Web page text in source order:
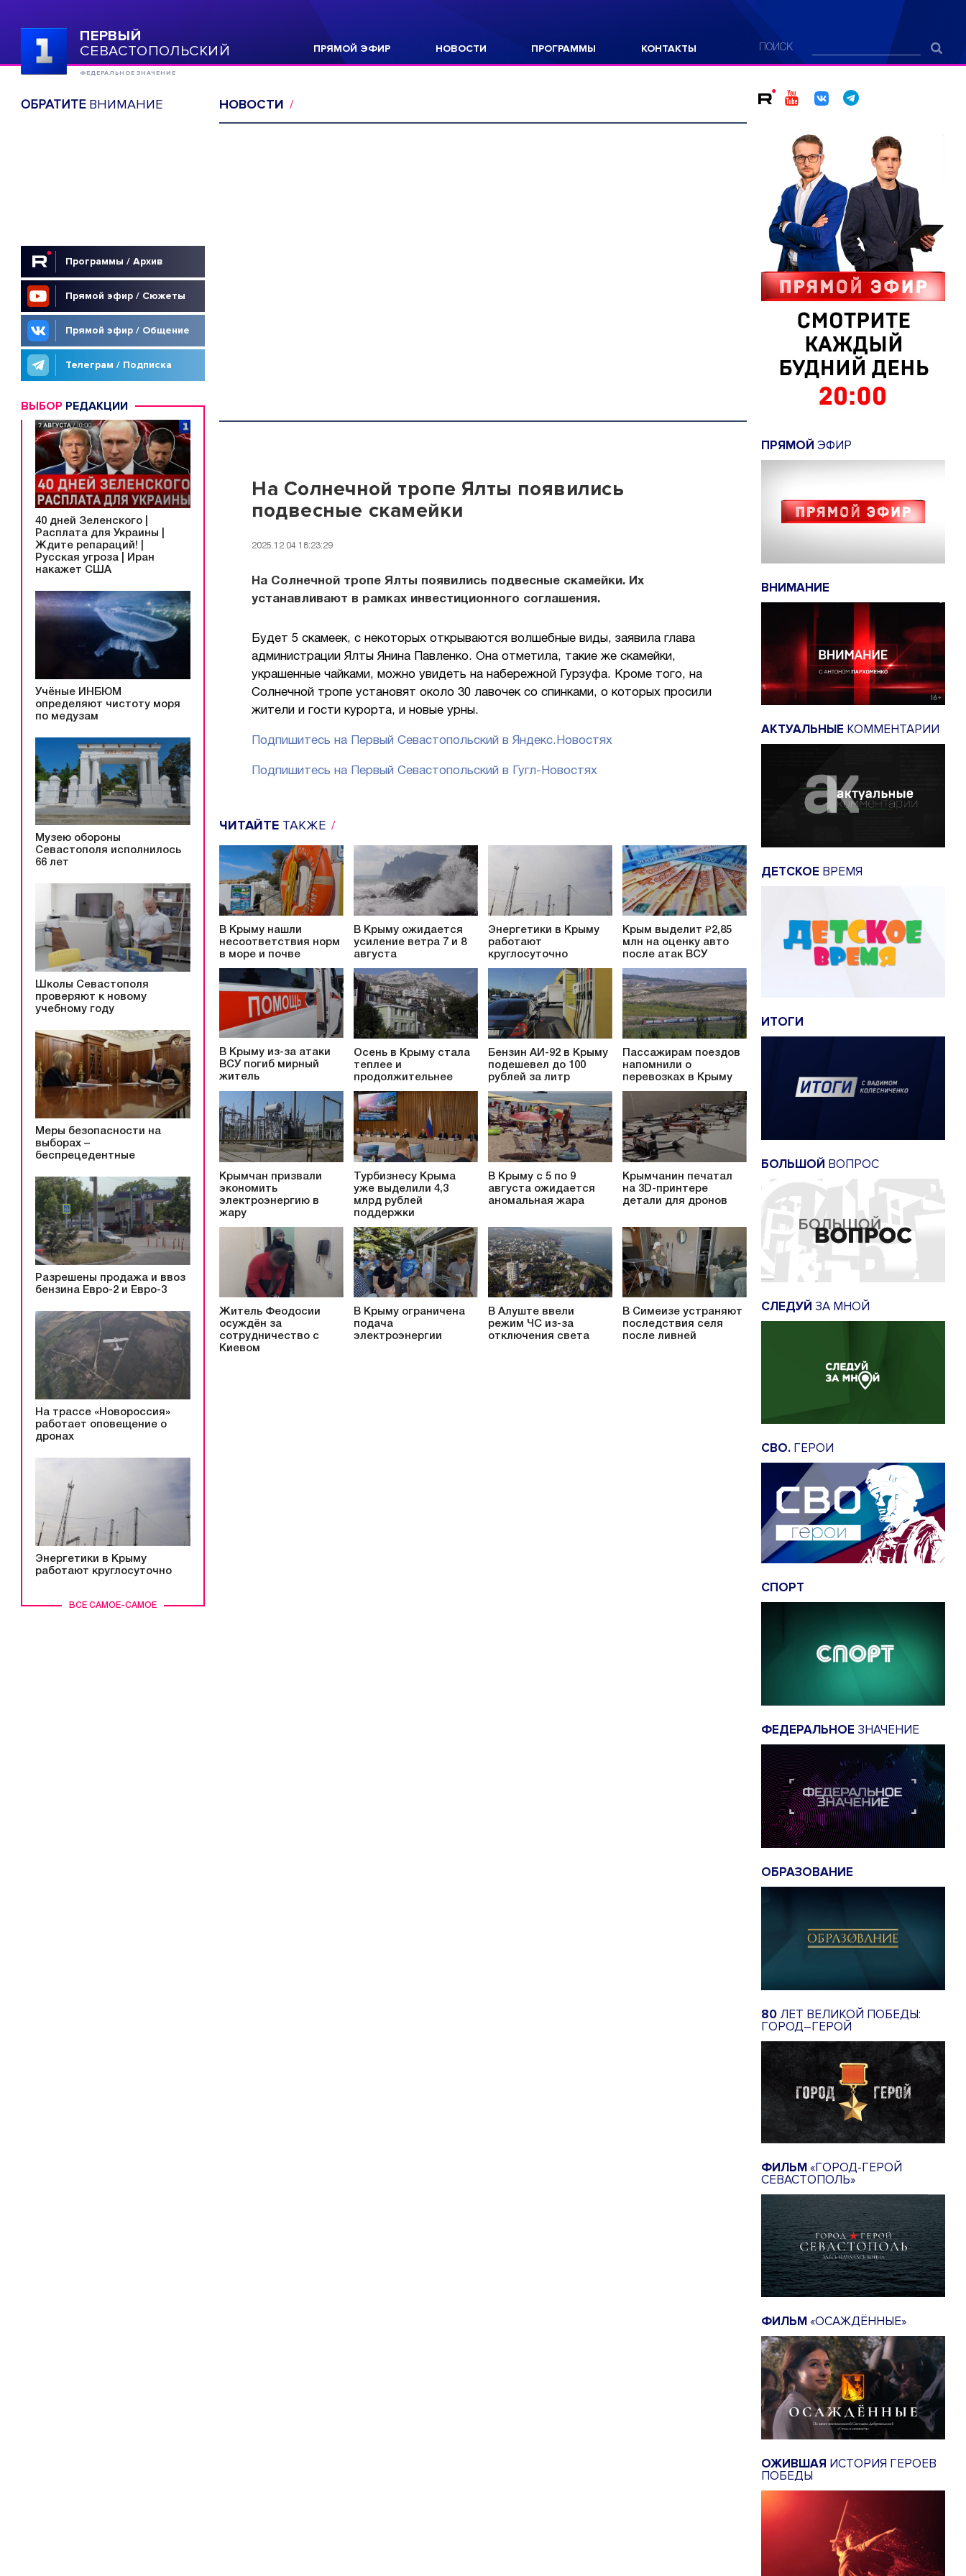
ПЕРВЫЙ
СЕВАСТОПОЛЬСКИЙ
ФЕДЕРАЛЬНОЕ ЗНАЧЕНИЕ
ПРЯМОЙ ЭФИР НОВОСТИ ПРОГРАММЫ КОНТАКТЫ ПОИСК
ОБРАТИТЕВНИМАНИЕ
Программы / Архив
Прямой эфир / Сюжеты
Прямой эфир / Общение
Телеграм / Подписка
ВЫБОР РЕДАКЦИИ
ВСЕ САМОЕ-САМОЕ
40 дней Зеленского |
Расплата для Украины |
Ждите репараций! |
Русская угроза | Иран
накажет США
Учёные ИНБЮМ
определяют чистоту моря
по медузам
Музею обороны
Севастополя исполнилось
66 лет
Школы Севастополя
проверяют к новому
учебному году
Меры безопасности на
выборах –
беспрецедентные
Разрешены продажа и ввоз
бензина Евро-2 и Евро-3
На трассе «Новороссия»
работает оповещение о
дронах
Энергетики в Крыму
работают круглосуточно
НОВОСТИ
На Солнечной тропе Ялты появились
подвесные скамейки
2025.12.04 18:23:29
На Солнечной тропе Ялты появились подвесные скамейки. Их
устанавливают в рамках инвестиционного соглашения.
Будет 5 скамеек, с некоторых открываются волшебные виды, заявила глава
администрации Ялты Янина Павленко. Она отметила, такие же скамейки,
украшенные чайками, можно увидеть на набережной Гурзуфа. Кроме того, на
Солнечной тропе установят около 30 лавочек со спинками, о которых просили
жители и гости курорта, и новые урны.
Подпишитесь на Первый Севастопольский в Яндекс.Новостях
Подпишитесь на Первый Севастопольский в Гугл-Новостях
ЧИТАЙТЕ ТАКЖЕ
В Крыму нашли
несоответствия норм
в море и почве
В Крыму ожидается
усиление ветра 7 и 8
августа
Энергетики в Крыму
работают
круглосуточно
Крым выделит ₽2,85
млн на оценку авто
после атак ВСУ
В Крыму из-за атаки
ВСУ погиб мирный
житель
Осень в Крыму стала
теплее и
продолжительнее
Бензин АИ-92 в Крыму
подешевел до 100
рублей за литр
Пассажирам поездов
напомнили о
перевозках в Крыму
Крымчан призвали
экономить
электроэнергию в
жару
Турбизнесу Крыма
уже выделили 4,3
млрд рублей
поддержки
В Крыму с 5 по 9
августа ожидается
аномальная жара
Крымчанин печатал
на 3D-принтере
детали для дронов
Житель Феодосии
осуждён за
сотрудничество с
Киевом
В Крыму ограничена
подача
электроэнергии
В Алуште ввели
режим ЧС из-за
отключения света
В Симеизе устраняют
последствия селя
после ливней
ПРЯМОЙ ЭФИР
ВНИМАНИЕ
АКТУАЛЬНЫЕ КОММЕНТАРИИ
ДЕТСКОЕ ВРЕМЯ
ИТОГИ
БОЛЬШОЙ ВОПРОС
СЛЕДУЙ ЗА МНОЙ
СВО. ГЕРОИ
СПОРТ
ФЕДЕРАЛЬНОЕ ЗНАЧЕНИЕ
ОБРАЗОВАНИЕ
80 ЛЕТ ВЕЛИКОЙ ПОБЕДЫ:
ГОРОД–ГЕРОЙ
ФИЛЬМ«ГОРОД-ГЕРОЙ
СЕВАСТОПОЛЬ»
ФИЛЬМ«ОСАЖДЁННЫЕ»
ОЖИВШАЯ ИСТОРИЯ ГЕРОЕВ
ПОБЕДЫ